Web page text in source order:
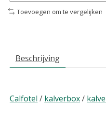
Toevoegen om te vergelijken
Beschrijving
Calfotel / kalverbox/